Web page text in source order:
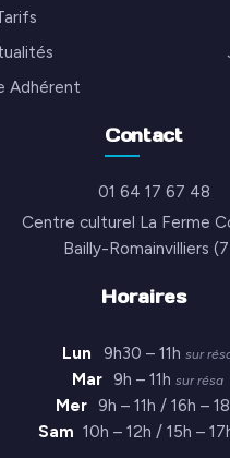
Adhérent
Contact
01 64 17 67 48
Centre culturel La Ferme
Bailly-Romainvilliers
Horaires
Lun 9h30 – 11h sur
Mar 9h – 11h sur résa
Mer 9h – 11h / 16h –
Sam 10h – 12h / 15h –